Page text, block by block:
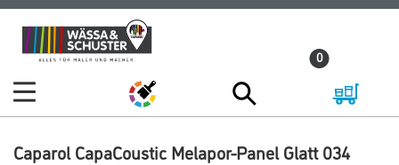
Zum
Inhalt
Zum
Navigationsmenü
0
Caparol CapaCoustic Melapor-Panel Glatt 034